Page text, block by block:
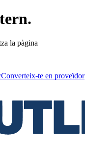
la pàgina
Converteix-te en proveïdor